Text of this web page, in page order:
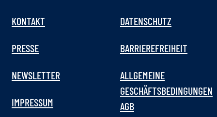
KONTAKT
PRESSE
NEWSLETTER
IMPRESSUM
DATENSCHUTZ
BARRIEREFREIHEIT
ALLGEMEINE
GESCHÄFTSBEDINGUNGEN
AGB